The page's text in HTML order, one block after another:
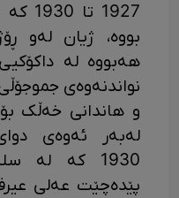
بووە، ژیان لەو
هەبووە لە
نواندنەوەی
و هاندانی خەڵک بۆ
لەبەر ئەوەی
1930 کە لە
پێدەچێت عەلی